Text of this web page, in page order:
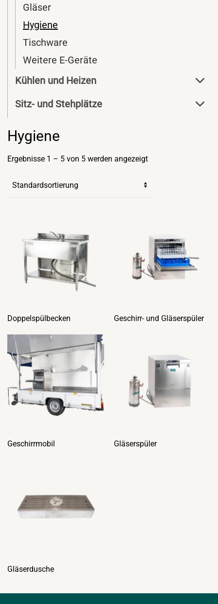
Gläser
Hygiene
Tischware
Weitere E-Geräte
Kühlen und Heizen
Sitz- und Stehplätze
Hygiene
Ergebnisse 1 – 5 von 5 werden angezeigt
Doppelspülbecken Geschirr- und Gläserspüler
Geschirrmobil Gläserspüler
Gläserdusche